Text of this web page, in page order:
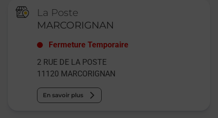
La Poste
MARCORIGNAN
Fermeture Temporaire
2 RUE DE LA POSTE
11120 MARCORIGNAN
En savoir plus